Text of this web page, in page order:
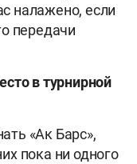
налажено, если
передачи
в турнирной
«Ак Барс»,
пока ни одного